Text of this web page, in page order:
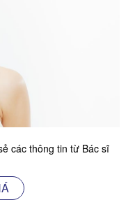
các thông tin từ Bác sĩ